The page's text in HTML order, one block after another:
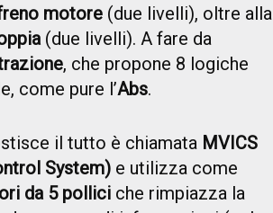
motore (due livelli), oltre alla
(due livelli). A fare da
, che propone 8 logiche
come pure l’Abs.
il tutto è chiamata MVICS
System) e utilizza come
da 5 pollici che rimpiazza la